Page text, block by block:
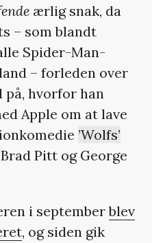
ærlig snak, da
– som blandt
Spider-Man-
– forleden over
på, hvorfor han
Apple om at lave
’Wolfs’
Pitt og George
i septemberblev
, og siden gik